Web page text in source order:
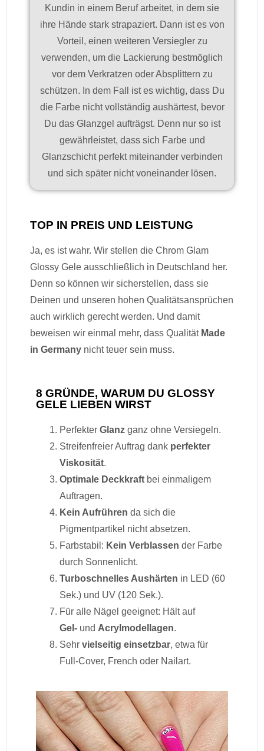
Kundin in einem Beruf arbeitet, in dem sie
ihre Hände stark strapaziert. Dann ist es von
Vorteil, einen weiteren Versiegler zu
verwenden, um die Lackierung bestmöglich
vor dem Verkratzen oder Absplittern zu
schützen. In dem Fall ist es wichtig, dass Du
die Farbe nicht vollständig aushärtest, bevor
Du das Glanzgel aufträgst. Denn nur so ist
gewährleistet, dass sich Farbe und
Glanzschicht perfekt miteinander verbinden
und sich später nicht voneinander lösen.
TOP IN PREIS UND LEISTUNG
Ja, es ist wahr. Wir stellen die Chrom Glam
Glossy Gele ausschließlich in Deutschland her.
Denn so können wir sicherstellen, dass sie
Deinen und unseren hohen Qualitätsansprüchen
auch wirklich gerecht werden. Und damit
beweisen wir einmal mehr, dass Qualität Made
in Germany nicht teuer sein muss.
8 GRÜNDE, WARUM DU GLOSSY
GELE LIEBEN WIRST
Perfekter Glanz ganz ohne Versiegeln.
Streifenfreier Auftrag dank perfekter
Viskosität.
Optimale Deckkraft bei einmaligem
Auftragen.
Kein Aufrühren da sich die
Pigmentpartikel nicht absetzen.
Farbstabil: Kein Verblassen der Farbe
durch Sonnenlicht.
Turboschnelles Aushärten in LED (60
Sek.) und UV (120 Sek.).
Für alle Nägel geeignet: Hält auf
Gel- und Acrylmodellagen.
Sehr vielseitig einsetzbar, etwa für
Full-Cover, French oder Nailart.